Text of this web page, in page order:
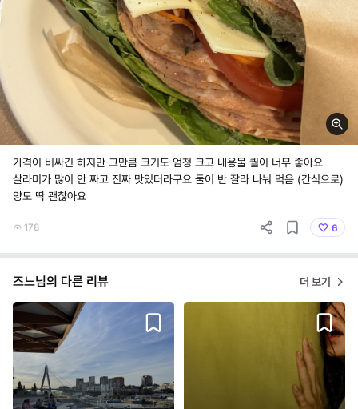
가격이 비싸긴 하지만 그만큼 크기도 엄청 크고 내용물 퀄이 너무 좋아요
살라미가 많이 안 짜고 진짜 맛있더라구요 둘이 반 잘라 나눠 먹음 (간식으로)
양도 딱 괜찮아요
178 6
즈느님의 다른 리뷰 더 보기